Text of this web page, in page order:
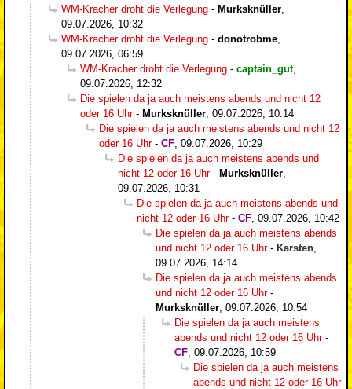
WM-Kracher droht die Verlegung - Murksknüller
09.07.2026, 10:32
WM-Kracher droht die Verlegung - donotrobme
09.07.2026, 06:59
WM-Kracher droht die Verlegung - captain_gut,
09.07.2026, 12:32
Die spielen da ja auch meistens abends und nicht 12
oder 16 Uhr- Murksknüller 09.07.2026, 10:14
Die spielen da ja auch meistens abends und nicht 12
oder 16 Uhr- CF 09.07.2026, 10:29
Die spielen da ja auch meistens abends und
nicht 12 oder 16 Uhr- Murksknüller
09.07.2026, 10:31
Die spielen da ja auch meistens abends und
nicht 12 oder 16 Uhr- CF 09.07.2026, 10:42
Die spielen da ja auch meistens abends
und nicht 12 oder 16 Uhr- Karsten
09.07.2026, 14:14
Die spielen da ja auch meistens abends
und nicht 12 oder 16 Uhr-
Murksknüller 09.07.2026, 10:54
Die spielen da ja auch meistens
abends und nicht 12 oder 16 Uhr-
CF 09.07.2026, 10:59
Die spielen da ja auch meistens
abends und nicht 12 oder 16 Uhr